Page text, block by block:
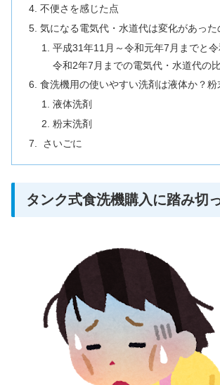
不便さを感じた点
気になる電気代・水道代は変化があった
平成31年11月～令和元年7月までと
令和2年7月までの電気代・水道代の
食洗機用の使いやすい洗剤は液体か？粉
液体洗剤
粉末洗剤
さいごに
タンク式食洗機購入に踏み切